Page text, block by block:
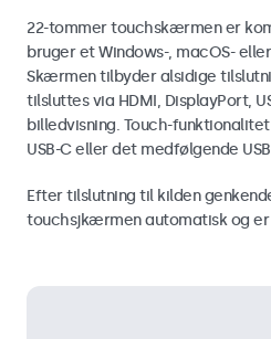
22-tommer touchskærmen er
bruger et Windows-, macOS-
Skærmen tilbyder alsidige
tilsluttes via HDMI, DisplayPort,
billedvisning. Touch-
USB-C eller det medfølgende
Efter tilslutning til kilden
touchsjkærmen automatisk og